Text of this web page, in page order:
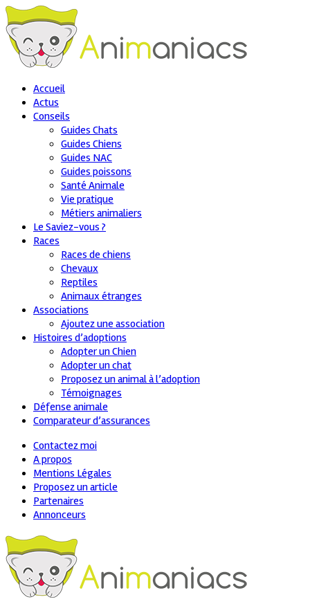
Accueil
Actus
Conseils
Guides Chats
Guides Chiens
Guides NAC
Guides poissons
Santé Animale
Vie pratique
Métiers animaliers
Le Saviez-vous ?
Races
Races de chiens
Chevaux
Reptiles
Animaux étranges
Associations
Ajoutez une association
Histoires d’adoptions
Adopter un Chien
Adopter un chat
Proposez un animal à l’adoption
Témoignages
Défense animale
Comparateur d’assurances
Contactez moi
A propos
Mentions Légales
Proposez un article
Partenaires
Annonceurs